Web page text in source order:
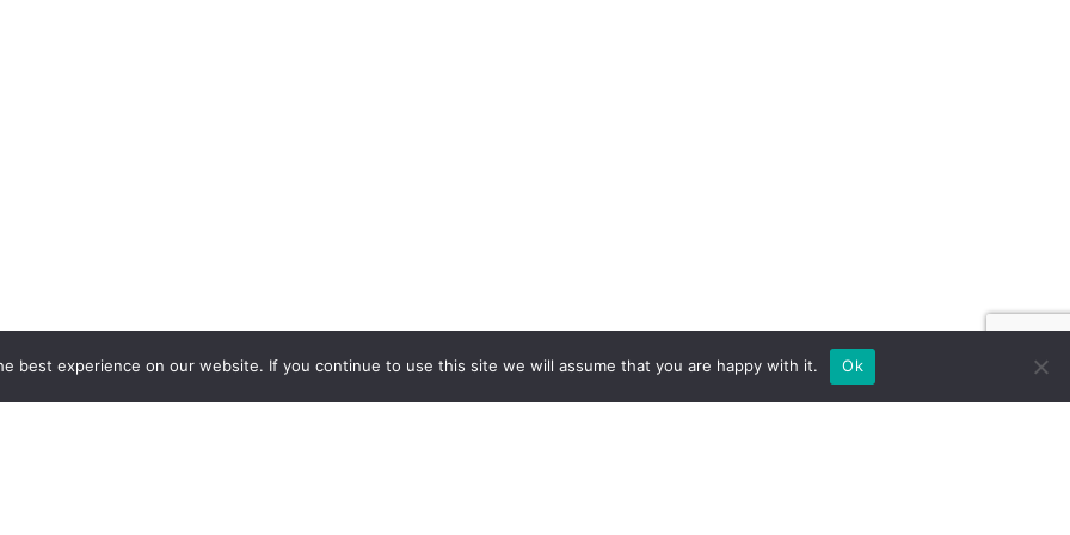
best experience on our website. If you continue to use this site we will assume that you are happy with it. Ok